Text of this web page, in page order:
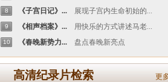
8 《子宫日记》... 展现子宫内生命初始的...
9 《相声档案》... 用快乐的方式讲述马老...
10 《春晚新势力... 盘点春晚新亮点
高清纪录片检索 更